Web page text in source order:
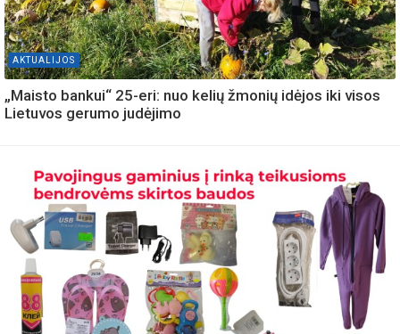
AKTUALIJOS
„Maisto bankui“ 25-eri: nuo kelių žmonių idėjos iki visos
Lietuvos gerumo judėjimo